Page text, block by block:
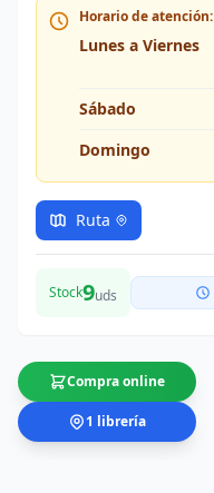
Compra online
1 librería
Horario de atención:
Lunes a Viernes
Sábado
Domingo
Ruta
Stock9uds